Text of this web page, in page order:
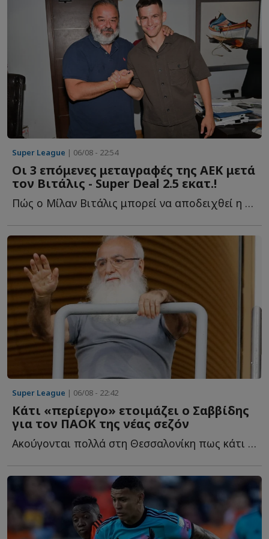
Super League | 06/08 - 22:54
Οι 3 επόμενες μεταγραφές της ΑΕΚ μετά
τον Βιτάλις - Super Deal 2.5 εκατ.!
Πώς ο Μίλαν Βιτάλις μπορεί να αποδειχθεί η μεταγραφή τ...
Super League | 06/08 - 22:42
Κάτι «περίεργο» ετοιμάζει ο Σαββίδης
για τον ΠΑΟΚ της νέας σεζόν
Ακούγονται πολλά στη Θεσσαλονίκη πως κάτι «περίεργο» ε...